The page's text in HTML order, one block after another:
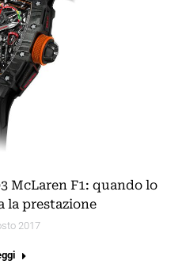
McLaren F1: quando lo
la prestazione
2017